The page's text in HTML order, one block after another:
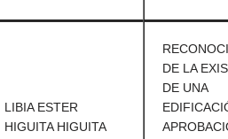
LIBIA ESTER
HIGUITA HIGUITA
DE LA
DE UNA